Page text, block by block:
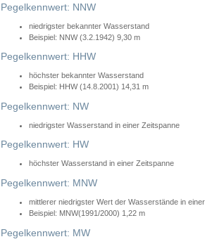
Pegelkennwert: NNW
niedrigster bekannter Wasserstand
Beispiel: NNW (3.2.1942) 9,30 m
Pegelkennwert: HHW
höchster bekannter Wasserstand
Beispiel: HHW (14.8.2001) 14,31 m
Pegelkennwert: NW
niedrigster Wasserstand in einer Zeitspanne
Pegelkennwert: HW
höchster Wasserstand in einer Zeitspanne
Pegelkennwert: MNW
mittlerer niedrigster Wert der Wasserstände in
Beispiel: MNW(1991/2000) 1,22 m
Pegelkennwert: MW